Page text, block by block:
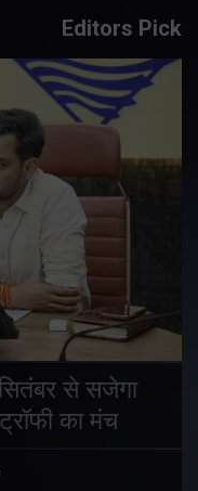
Editors Pick
से सजेगा
का मंच